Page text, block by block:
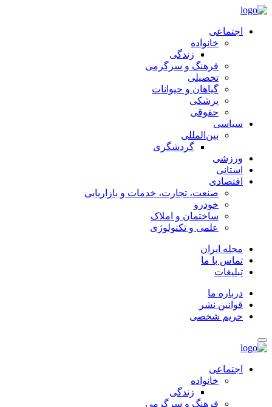
اجتماعی
خانواده
زندگی
فرهنگ و سرگرمی
تحصیلی
گیاهان و حیوانات
پزشکی
حقوقی
سیاسی
بین‌المللی
گردشگری
ورزشی
استانی
اقتصادی
صنعت، تجارت، خدمات و بازاریابی
خودرو
ساختمان و املاک
علمی و تکنولوژی
مجله ایران
تماس با ما
تبلیغات
درباره ما
قوانین نشر
حریم شخصی
اجتماعی
خانواده
زندگی
فرهنگ و سرگرمی